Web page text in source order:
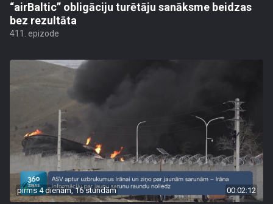
“airBaltic” obligāciju turētāju sanāksme beidzas
bez rezultāta
411. epizode
pirms 4 dienām, 16 stundām 00:02:12